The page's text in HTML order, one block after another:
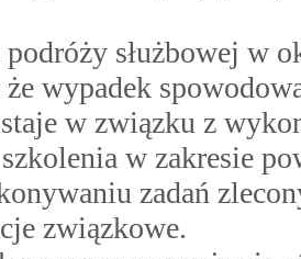
podróży służbowej w
że wypadek
w związku z
w zakresie
zadań
związkowe.